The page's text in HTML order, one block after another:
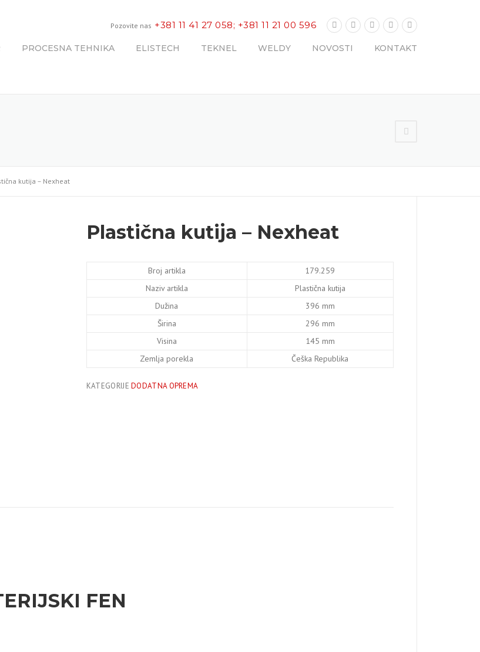
Pozovite nas +381 11 41 27 058; +381 11 21 00 596
PROCESNA TEHNIKA ELISTECH TEKNEL WELDY NOVOSTI KONTAKT
kutija – Nexheat
Plastična kutija – Nexheat
Broj artikla
179.259
Naziv artikla
Plastična kutija
Dužina
396 mm
Širina
296 mm
Visina
145 mm
Zemlja porekla
Češka Republika
KATEGORIJEDODATNA OPREMA
FEN